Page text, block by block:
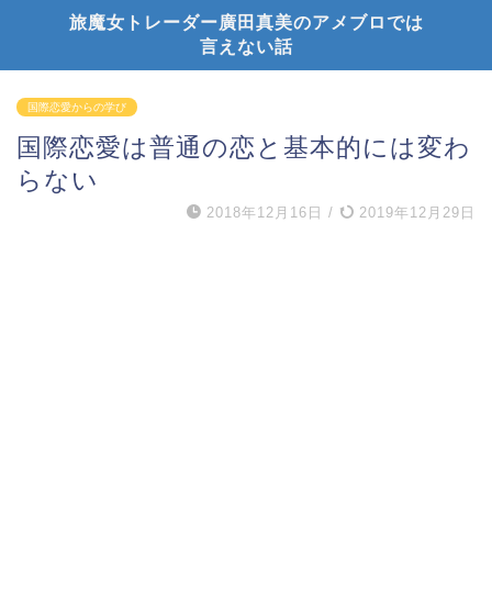
旅魔女トレーダー廣田真美のアメブロでは
言えない話
国際恋愛からの学び
国際恋愛は普通の恋と基本的には変わ
らない
2018年12月16日 / 2019年12月29日